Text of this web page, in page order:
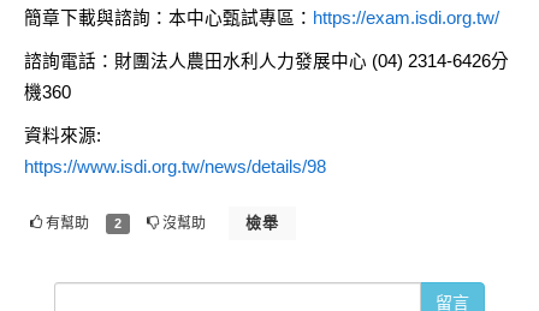
簡章下載與諮詢：本中心甄試專區： https://exam.isdi.org.tw/
諮詢電話：財團法人農田水利人力發展中心 (04) 2314-6426分
機360
資料來源:
https://www.isdi.org.tw/news/details/98
有幫助 2 沒幫助 檢舉
留言